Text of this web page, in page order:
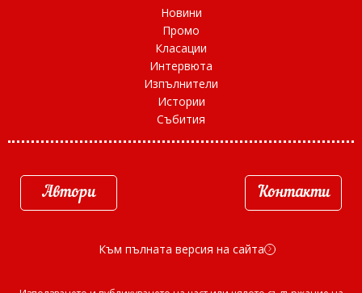
Новини
Промо
Класации
Интервюта
Изпълнители
Истории
Събития
Автори Контакти
Към пълната версия на сайта d